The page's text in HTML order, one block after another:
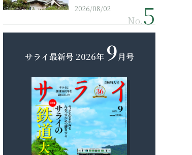
2026/08/02
No.
サライ最新号 2026年 9月号